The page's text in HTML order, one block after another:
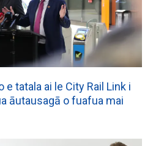
e tatala ai le City Rail Link i
āutausagā o fuafua mai